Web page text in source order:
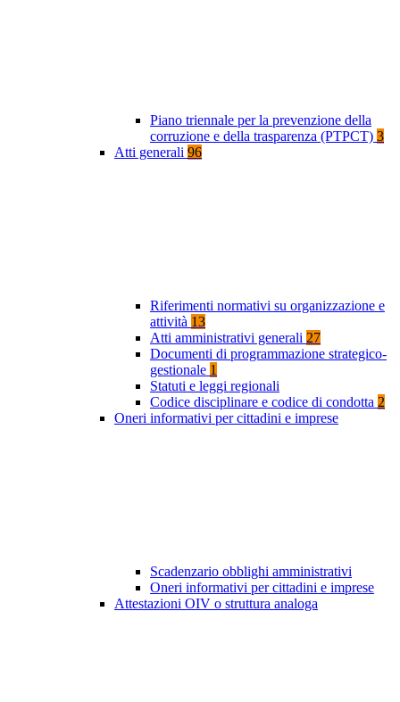
Piano triennale per la prevenzione della
corruzione e della trasparenza (PTPCT) 3
Atti generali 96
Riferimenti normativi su organizzazione e
attività 13
Atti amministrativi generali 27
Documenti di programmazione strategico-
gestionale 1
Statuti e leggi regionali
Codice disciplinare e codice di condotta 2
Oneri informativi per cittadini e imprese
Scadenzario obblighi amministrativi
Oneri informativi per cittadini e imprese
Attestazioni OIV o struttura analoga